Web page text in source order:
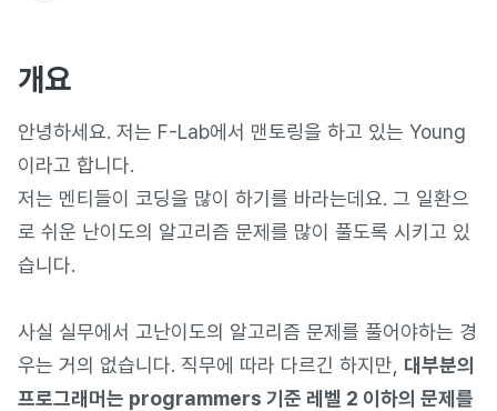
개요
안녕하세요. 저는 F-Lab에서 맨토링을 하고 있는 Young
이라고 합니다.
저는 멘티들이 코딩을 많이 하기를 바라는데요. 그 일환으
로 쉬운 난이도의 알고리즘 문제를 많이 풀도록 시키고 있
습니다.
사실 실무에서 고난이도의 알고리즘 문제를 풀어야하는 경
우는 거의 없습니다. 직무에 따라 다르긴 하지만, 대부분의
프로그래머는 programmers 기준 레벨 2 이하의 문제를